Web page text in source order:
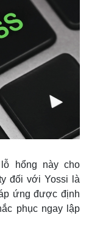
hổng này cho
đối với Yossi là
ứng được định
phục ngay lập